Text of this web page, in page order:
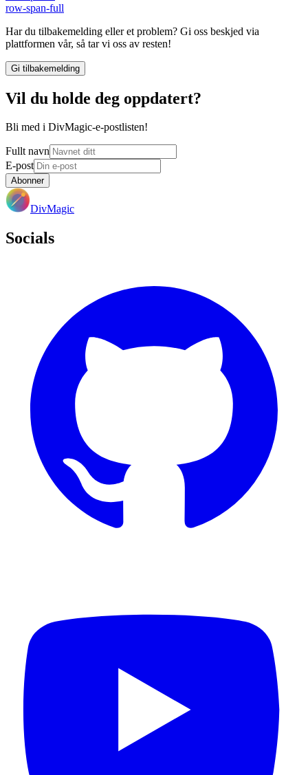
row-span-full
Har du tilbakemelding eller et problem? Gi oss beskjed via
plattformen vår, så tar vi oss av resten!
Gi tilbakemelding
Vil du holde deg oppdatert?
Bli med i DivMagic-e-postlisten!
Fullt navn
E-post
Abonner
DivMagic
Socials